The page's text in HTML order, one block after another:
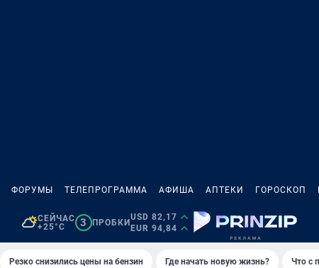
ФОРУМЫ ТЕЛЕПРОГРАММА АФИША АПТЕКИ ГОРОСКОП
СЕЙЧАС
+25°C
3 ПРОБКИ
USD 82,17
EUR 94,84
Резко снизились цены на бензин Где начать новую жизнь? Что с